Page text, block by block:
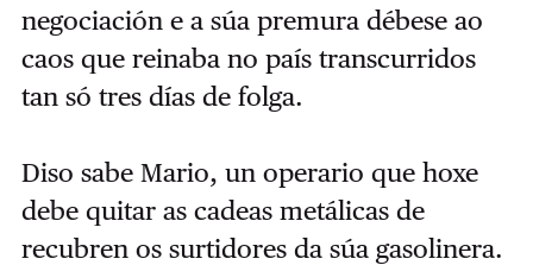
negociación e a súa premura débese ao
caos que reinaba no país transcurridos
tan só tres días de folga.
Diso sabe Mario, un operario que hoxe
debe quitar as cadeas metálicas de
recubren os surtidores da súa gasolinera.